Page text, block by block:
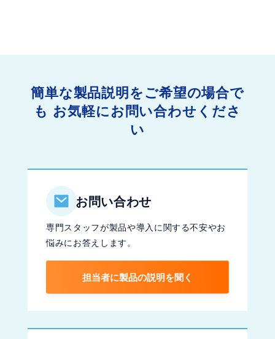
簡単な製品説明をご希望の場合で
も お気軽にお問い合わせくださ
い
お問い合わせ
専門スタッフが製品や導入に関する不安やお
悩みにお答えします。
担当者に製品の説明を聞く